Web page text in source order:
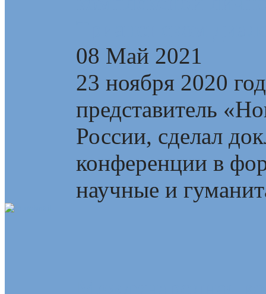
08 Май 2021
23 ноября 2020
представитель
России, сделал
конференции в
научные и